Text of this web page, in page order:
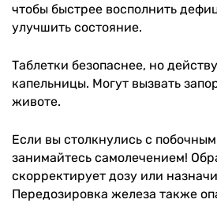
чтобы быстрее восполнить
улучшить состояние.
Таблетки безопаснее, но
капельницы. Могут вызвать
животе.
Если вы столкнулись с
занимайтесь самолечением!
скорректирует дозу или
Передозировка железа также